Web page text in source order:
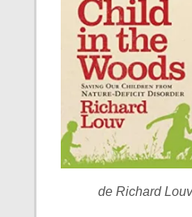
de Richard